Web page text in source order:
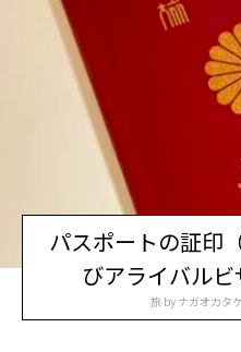
パスポートの証印
びアライバル
旅by ナガオカタ